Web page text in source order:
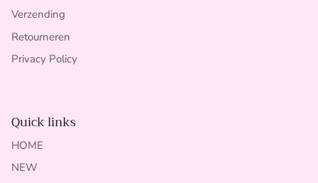
Verzending
Retourneren
Privacy Policy
Quick links
HOME
NEW